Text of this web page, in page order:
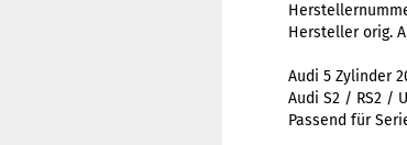
Hersteller orig.
Audi 5 Zylinder
Audi S2 / RS2 /
Passend für